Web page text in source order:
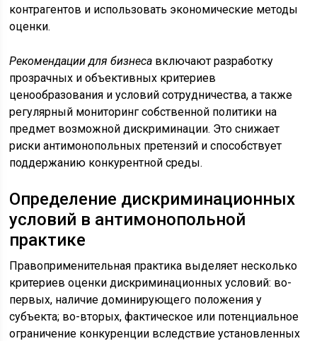
контрагентов и использовать экономические методы
оценки.
Рекомендации для бизнеса включают разработку
прозрачных и объективных критериев
ценообразования и условий сотрудничества, а также
регулярный мониторинг собственной политики на
предмет возможной дискриминации. Это снижает
риски антимонопольных претензий и способствует
поддержанию конкурентной среды.
Определение дискриминационных
условий в антимонопольной
практике
Правоприменительная практика выделяет несколько
критериев оценки дискриминационных условий: во-
первых, наличие доминирующего положения у
субъекта; во-вторых, фактическое или потенциальное
ограничение конкуренции вследствие установленных